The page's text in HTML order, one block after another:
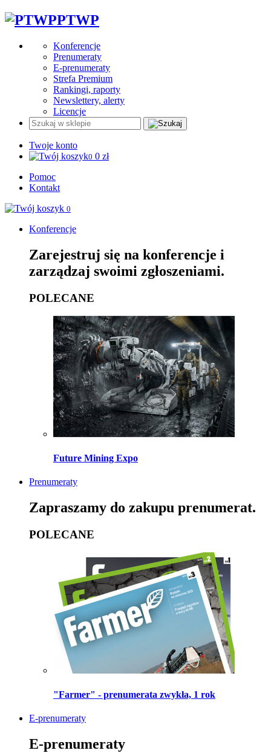
PTWP
Konferencje
Prenumeraty
E-prenumeraty
Strefa Premium
Rankingi, raporty
Newslettery, alerty
Licencje
Twoje konto
0 0 zł
Pomoc
Kontakt
0
Konferencje
Zarejestruj się na konferencje i
zarządzaj swoimi zgłoszeniami.
POLECANE
Future Mining Expo
Prenumeraty
Zapraszamy do zakupu prenumerat.
POLECANE
"Farmer" - prenumerata zwykła, 1 rok
E-prenumeraty
E-prenumeraty